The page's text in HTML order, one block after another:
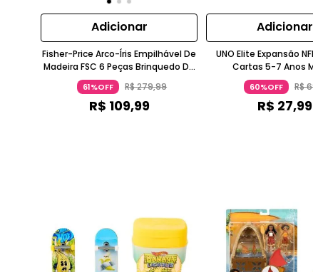
Adicionar
Fisher-Price Arco-Íris Empilhável De
Madeira FSC 6 Peças Brinquedo De
Encaixe A Partir De 18 Meses Mattel
61%OFF R$279,99
R$ 109,99
Adicionar
UNO Elite Expansão
Cartas 5-7 Anos
60%OFF R$
R$ 27,99